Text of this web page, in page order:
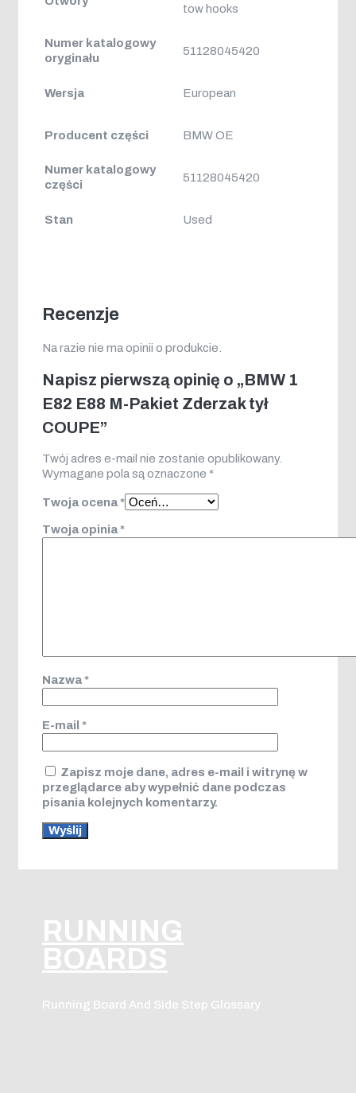
tow hooks
Numer katalogowy
oryginału
51128045420
Wersja European
Producent części BMW OE
Numer katalogowy
części
51128045420
Stan Used
Recenzje
Na razie nie ma opinii o produkcie.
Napisz pierwszą opinię o „BMW 1
E82 E88 M-Pakiet Zderzak tył
COUPE”
Twój adres e-mail nie zostanie opublikowany.
Wymagane pola są oznaczone *
Twoja ocena*
Twoja opinia*
Nazwa*
E-mail *
Zapisz moje dane, adres e-mail i witrynę w
przeglądarce aby wypełnić dane podczas
pisania kolejnych komentarzy.
RUNNING
BOARDS
Running Board And Side Step Glossary